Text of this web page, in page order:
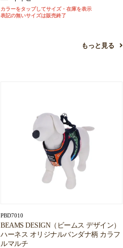
カラーをタップしてサイズ・在庫を表示
表記の無いサイズは販売終了
もっと見る
PBD7010
BEAMS DESIGN（ビームス デザイン）
ハーネス オリジナルバンダナ柄 カラフ
ルマルチ